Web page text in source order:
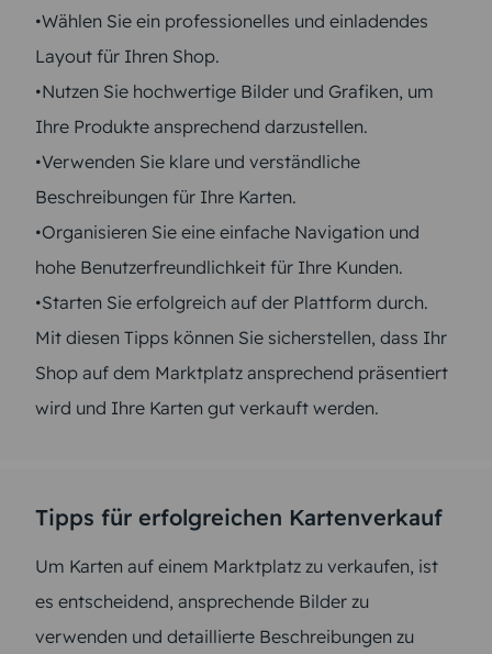
•Wählen Sie ein professionelles und einladendes
Layout für Ihren Shop.
•Nutzen Sie hochwertige Bilder und Grafiken, um
Ihre Produkte ansprechend darzustellen.
•Verwenden Sie klare und verständliche
Beschreibungen für Ihre Karten.
•Organisieren Sie eine einfache Navigation und
hohe Benutzerfreundlichkeit für Ihre Kunden.
•Starten Sie erfolgreich auf der Plattform durch.
Mit diesen Tipps können Sie sicherstellen, dass Ihr
Shop auf dem Marktplatz ansprechend präsentiert
wird und Ihre Karten gut verkauft werden.
Tipps für erfolgreichen Kartenverkauf
Um Karten auf einem Marktplatz zu verkaufen, ist
es entscheidend, ansprechende Bilder zu
verwenden und detaillierte Beschreibungen zu